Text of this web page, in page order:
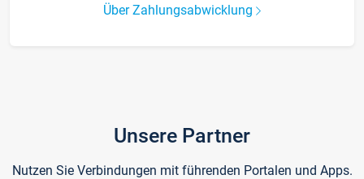
Über Zahlungsabwicklung
Unsere Partner
Nutzen Sie Verbindungen mit führenden Portalen und Apps.